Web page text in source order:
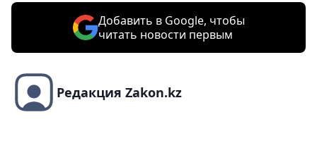
Добавить в Google, чтобы
читать новости первым
Редакция Zakon.kz